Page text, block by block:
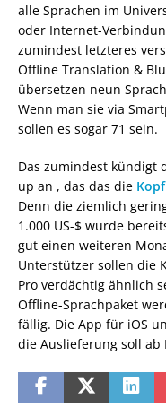
alle Sprachen im
oder Internet-
zumindest letzteres
Offline Translation &
übersetzen neun
Wenn man sie via
sollen es sogar 71 sein.
Das zumindest kündigt
up an , das das die
Denn die ziemlich
1.000 US-$ wurde
gut einen weiteren
Unterstützer sollen die
Pro verdächtig ähnlich
Offline-Sprachpaket
fällig. Die App für iOS
die Auslieferung soll ab